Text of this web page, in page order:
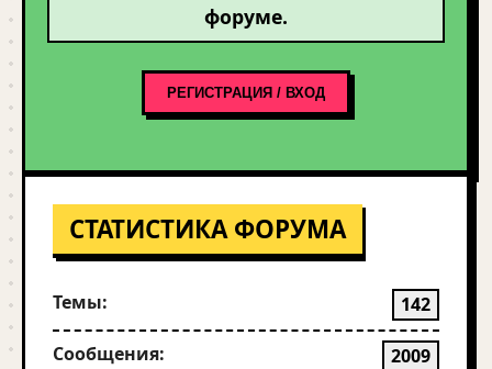
форуме.
РЕГИСТРАЦИЯ / ВХОД
СТАТИСТИКА ФОРУМА
Темы: 142
Сообщения: 2009